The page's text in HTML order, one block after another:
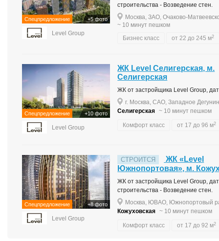
Спецпредложение +5 фото
Level Group
строительства - Возведение стен.
Москва, ЗАО, Очаково-
~ 10 минут пешком
Бизнес класс
от 22 до 245 м2
Спецпредложение +10 фото
Level Group
ЖК Level Селигерская, м.
Селигерская
ЖК от застройщика Level Group,
г. Москва, САО, Западное
Селигерская ~ 10 минут пешком
Комфорт класс от 17 до 96 м2
Спецпредложение +8 фото
Level Group
СТРОИТСЯ
ЖК «Level
Южнопортовая», м.
ЖК от застройщика Level Group,
строительства - Возведение стен.
Москва, ЮВАО, Южнопортовый
Кожуховская ~ 10 минут пешком
Комфорт класс от 17 до 92 м2